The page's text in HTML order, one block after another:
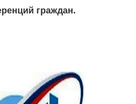
граждан.